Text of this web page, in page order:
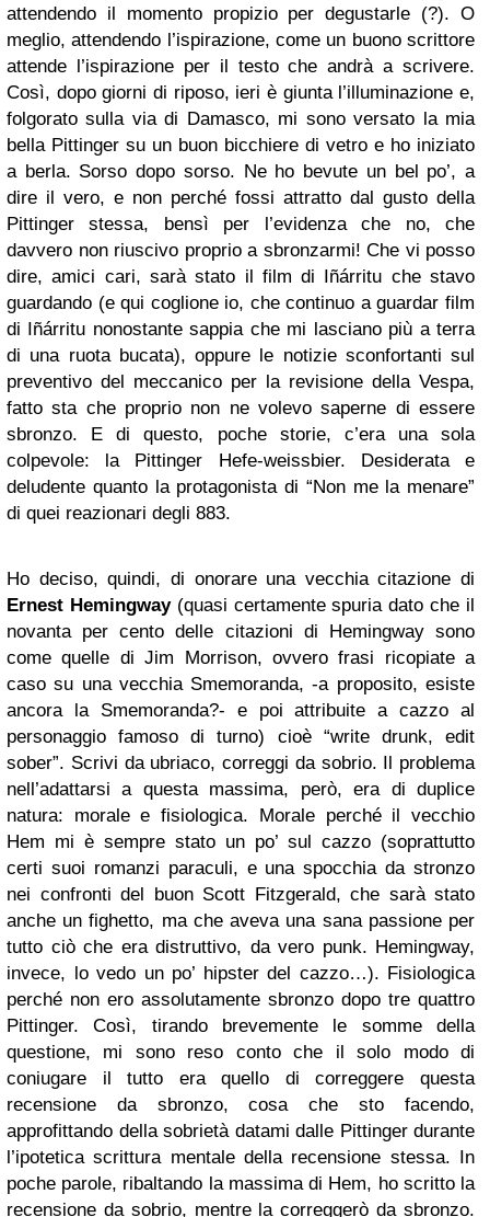
attendendo il momento propizio per degustarle (?). O
meglio, attendendo l’ispirazione, come un buono scrittore
attende l’ispirazione per il testo che andrà a scrivere.
Così, dopo giorni di riposo, ieri è giunta l’illuminazione e,
folgorato sulla via di Damasco, mi sono versato la mia
bella Pittinger su un buon bicchiere di vetro e ho iniziato
a berla. Sorso dopo sorso. Ne ho bevute un bel po’, a
dire il vero, e non perché fossi attratto dal gusto della
Pittinger stessa, bensì per l’evidenza che no, che
davvero non riuscivo proprio a sbronzarmi! Che vi posso
dire, amici cari, sarà stato il film di Iñárritu che stavo
guardando (e qui coglione io, che continuo a guardar film
di Iñárritu nonostante sappia che mi lasciano più a terra
di una ruota bucata), oppure le notizie sconfortanti sul
preventivo del meccanico per la revisione della Vespa,
fatto sta che proprio non ne volevo saperne di essere
sbronzo. E di questo, poche storie, c’era una sola
colpevole: la Pittinger Hefe-weissbier. Desiderata e
deludente quanto la protagonista di “Non me la menare”
di quei reazionari degli 883.
Ho deciso, quindi, di onorare una vecchia citazione di
Ernest Hemingway(quasi certamente spuria dato che il
novanta per cento delle citazioni di Hemingway sono
come quelle di Jim Morrison, ovvero frasi ricopiate a
caso su una vecchia Smemoranda, -a proposito, esiste
ancora la Smemoranda?- e poi attribuite a cazzo al
personaggio famoso di turno) cioè “write drunk, edit
sober”. Scrivi da ubriaco, correggi da sobrio. Il problema
nell’adattarsi a questa massima, però, era di duplice
natura: morale e fisiologica. Morale perché il vecchio
Hem mi è sempre stato un po’ sul cazzo (soprattutto
certi suoi romanzi paraculi, e una spocchia da stronzo
nei confronti del buon Scott Fitzgerald, che sarà stato
anche un fighetto, ma che aveva una sana passione per
tutto ciò che era distruttivo, da vero punk. Hemingway,
invece, lo vedo un po’ hipster del cazzo…). Fisiologica
perché non ero assolutamente sbronzo dopo tre quattro
Pittinger. Così, tirando brevemente le somme della
questione, mi sono reso conto che il solo modo di
coniugare il tutto era quello di correggere questa
recensione da sbronzo, cosa che sto facendo,
approfittando della sobrietà datami dalle Pittinger durante
l’ipotetica scrittura mentale della recensione stessa. In
poche parole, ribaltando la massima di Hem, ho scritto la
recensione da sobrio, mentre la correggerò da sbronzo.